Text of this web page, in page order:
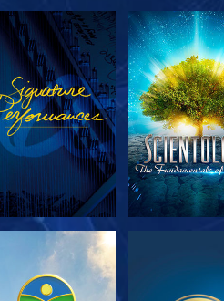
DE SERIE KIJK
DE SERIE